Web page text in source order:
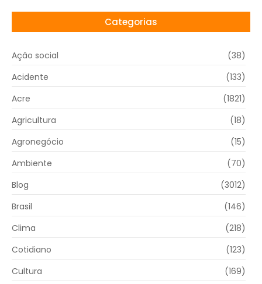
Categorias
Ação social
(38)
Acidente
(133)
Acre
(1821)
Agricultura
(18)
Agronegócio
(15)
Ambiente
(70)
Blog
(3012)
Brasil
(146)
Clima
(218)
Cotidiano
(123)
Cultura
(169)